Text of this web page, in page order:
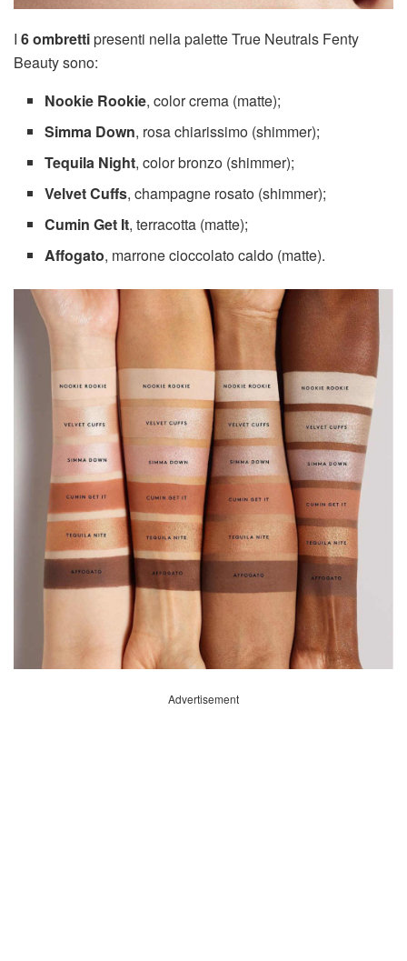
I 6 ombrettipresenti nella palette True Neutrals Fenty
Beauty sono:
Nookie Rookie, color crema (matte);
Simma Down, rosa chiarissimo (shimmer);
Tequila Night, color bronzo (shimmer);
Velvet Cuffs, champagne rosato (shimmer);
Cumin Get It, terracotta (matte);
Affogato, marrone cioccolato caldo (matte).
Advertisement